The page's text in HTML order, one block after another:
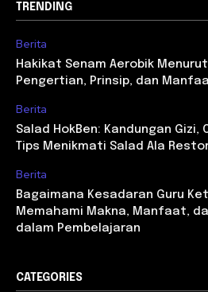
TRENDING
Berita
Hakikat Senam Aerobik
Pengertian, Prinsip, dan
Berita
Salad HokBen: Kandungan Gizi,
Tips Menikmati Salad Ala
Berita
Bagaimana Kesadaran Guru
Memahami Makna, Manfaat,
dalam Pembelajaran
CATEGORIES